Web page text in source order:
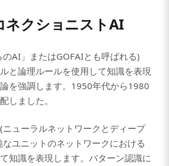
ネクショニストAI
AI」またはGOFAIとも呼ばれる)
と論理ルールを使用して知識を表現
を強調します。1950年代から1980
しました。
ューラルネットワークとディープ
ユニットのネットワークにおける
知識を表現します。パターン認識に